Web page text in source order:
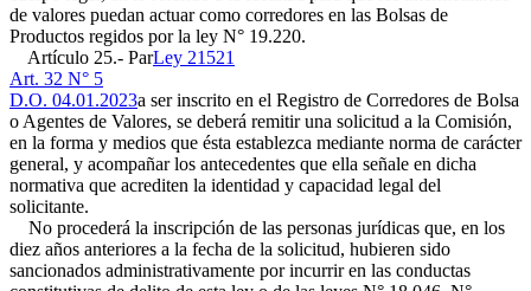
de valores puedan actuar como corredores en las Bolsas de
Productos regidos por la ley N° 19.220.
Artículo 25.- ParLey 21521
Art. 32 N° 5
D.O. 04.01.2023a ser inscrito en el Registro de Corredores de Bolsa
o Agentes de Valores, se deberá remitir una solicitud a la Comisión,
en la forma y medios que ésta establezca mediante norma de carácter
general, y acompañar los antecedentes que ella señale en dicha
normativa que acrediten la identidad y capacidad legal del
solicitante.
No procederá la inscripción de las personas jurídicas que, en los
diez años anteriores a la fecha de la solicitud, hubieren sido
sancionados administrativamente por incurrir en las conductas